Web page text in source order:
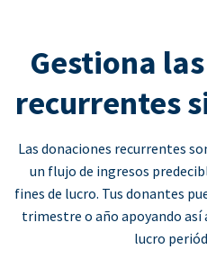
Gestiona
recurrentes
Las donaciones recurrentes
un flujo de ingresos
fines de lucro. Tus donantes
trimestre o año apoyando así
lucro